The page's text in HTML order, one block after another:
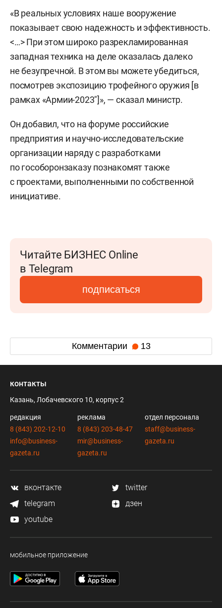
«В реальных условиях наше вооружение
показывает свою надежность и эффективность.
<…> При этом широко разрекламированная
западная техника на деле оказалась далеко
не безупречной. В этом вы можете убедиться,
посмотрев экспозицию трофейного оружия [в
рамках «Армии-2023"]», — сказал министр.
Он добавил, что на форуме российские
предприятия и научно-исследовательские
организации наряду с разработками
по гособоронзаказу познакомят также
с проектами, выполненными по собственной
инициативе.
Читайте БИЗНЕС Online
в Telegram
подписаться
Комментарии 13
контакты
Казань, Лобачевского 10, корпус 2
редакция
8 (843) 202-12-10
info@business-
gazeta.ru
реклама
8 (843) 203-48-47
mir@business-
gazeta.ru
отдел персонала
staff@business-
gazeta.ru
вконтакте
twitter
telegram
дзен
youtube
мобильное приложение